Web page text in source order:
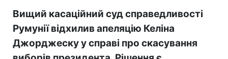
Вищий касаційний суд справедливості
Румунії відхилив апеляцію Келіна
Джорджеску у справі про скасування